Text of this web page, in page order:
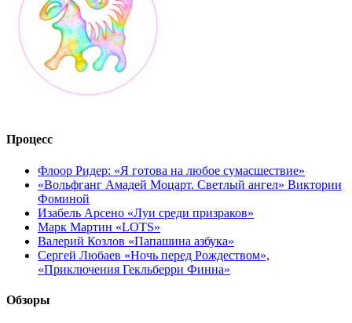
Процесс
Флоор Ридер: «Я готова на любое сумасшествие»
«Вольфганг Амадей Моцарт. Светлый ангел» Виктории
Фоминой
Изабель Арсено «Луи среди призраков»
Марк Мартин «LOTS»
Валерий Козлов «Папашина азбука»
Сергей Любаев «Ночь перед Рождеством»,
«Приключения Гекльберри Финна»
Обзоры